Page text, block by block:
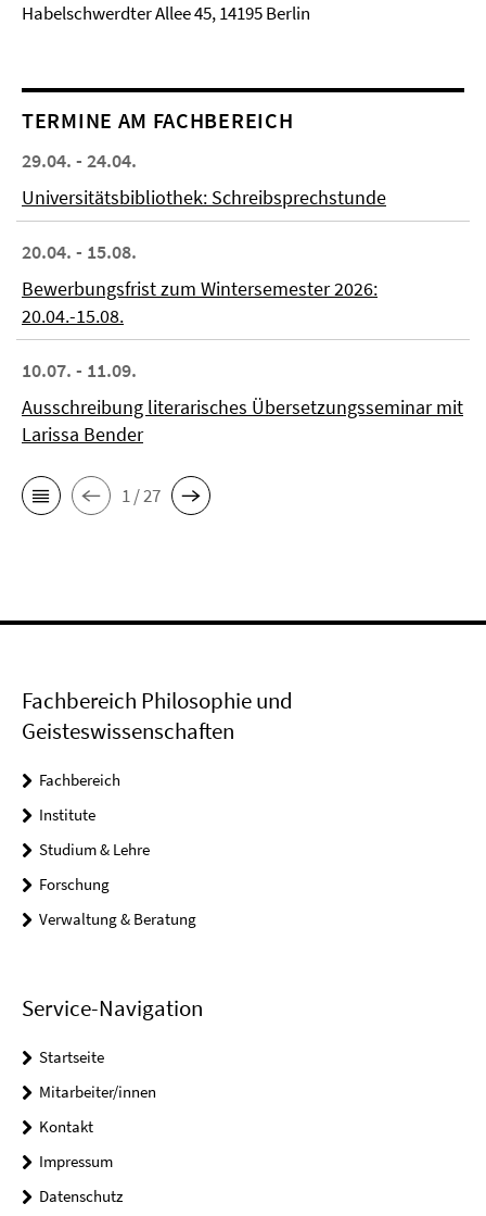
Habelschwerdter Allee 45, 14195 Berlin
TERMINE AM FACHBEREICH
29.04. - 24.04.
Universitätsbibliothek: Schreibsprechstunde
20.04. - 15.08.
Bewerbungsfrist zum Wintersemester 2026:
20.04.-15.08.
10.07. - 11.09.
Ausschreibung literarisches Übersetzungsseminar mit
Larissa Bender
1 / 27
Fachbereich Philosophie und
Geisteswissenschaften
Fachbereich
Institute
Studium & Lehre
Forschung
Verwaltung & Beratung
Service-Navigation
Startseite
Mitarbeiter/innen
Kontakt
Impressum
Datenschutz